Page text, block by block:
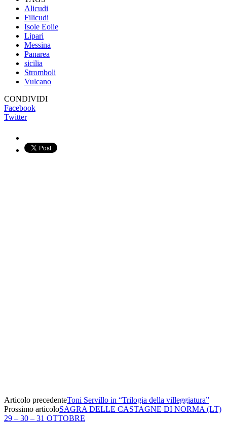
Alicudi
Filicudi
Isole Eolie
Lipari
Messina
Panarea
sicilia
Stromboli
Vulcano
CONDIVIDI
Facebook
Twitter
Articolo precedenteToni Servillo in “Trilogia della villeggiatura”
Prossimo articoloSAGRA DELLE CASTAGNE DI NORMA (LT)
29 – 30 – 31 OTTOBRE